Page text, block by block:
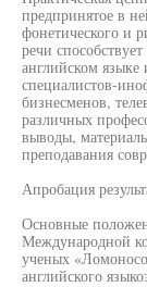
предпринятое в
фонетического и
речи
английском
специалистов-
бизнесменов,
различных
выводы,
преподавания
Апробация
Основные
Международной
ученых
английского